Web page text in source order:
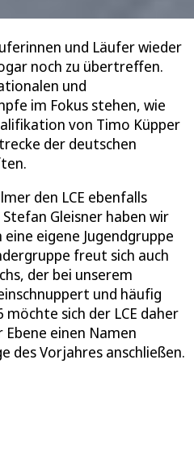
und Läufer wieder
noch zu übertreffen.
und
im Fokus stehen, wie
von Timo Küpper
der deutschen
den LCE ebenfalls
Gleisner haben wir
eine eigene Jugendgruppe
freut sich auch
der bei unserem
und häufig
sich der LCE daher
einen Namen
des Vorjahres anschließen.